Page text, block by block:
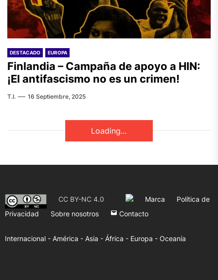
DESTACADO EUROPA
Finlandia – Campaña de apoyo a HIN:
¡El antifascismo no es un crimen!
T.I. 16 Septiembre, 2025
Loading...
CC BY-NC 4.0 Marca
Política de
Privacidad
Sobre nosotros Contacto
Internacional - América - Asia - África - Europa - Oceanía